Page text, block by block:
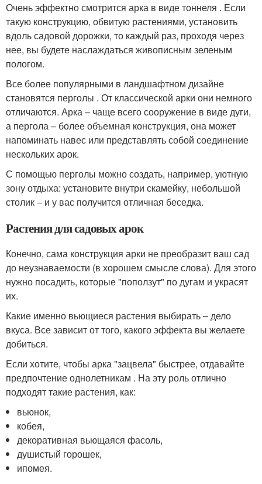
Очень эффектно смотрится арка в виде тоннеля . Если
такую конструкцию, обвитую растениями, установить
вдоль садовой дорожки, то каждый раз, проходя через
нее, вы будете наслаждаться живописным зеленым
пологом.
Все более популярными в ландшафтном дизайне
становятся перголы . От классической арки они немного
отличаются. Арка – чаще всего сооружение в виде дуги,
а пергола – более объемная конструкция, она может
напоминать навес или представлять собой соединение
нескольких арок.
С помощью перголы можно создать, например, уютную
зону отдыха: установите внутри скамейку, небольшой
столик – и у вас получится отличная беседка.
Растения для садовых арок
Конечно, сама конструкция арки не преобразит ваш сад
до неузнаваемости (в хорошем смысле слова). Для этого
нужно посадить, которые "поползут" по дугам и украсят
их.
Какие именно вьющиеся растения выбирать – дело
вкуса. Все зависит от того, какого эффекта вы желаете
добиться.
Если хотите, чтобы арка "зацвела" быстрее, отдавайте
предпочтение однолетникам . На эту роль отлично
подходят такие растения, как:
вьюнок,
кобея,
декоративная вьющаяся фасоль,
душистый горошек,
ипомея.